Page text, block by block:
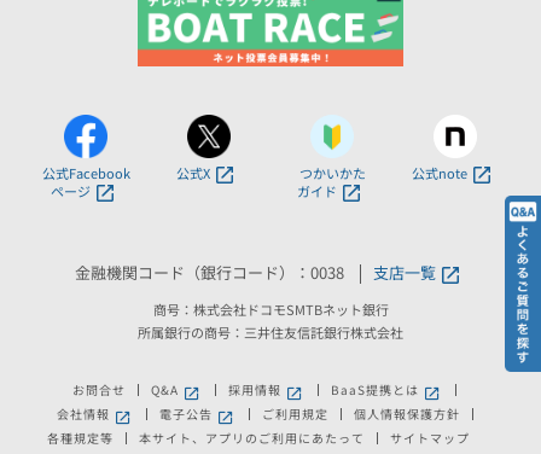
公式Facebook
ページ
公式X
つかいかた
ガイド
公式note
金融機関コード（銀行コード）：0038 支店一覧
商号：株式会社ドコモSMTBネット銀行
所属銀行の商号：三井住友信託銀行株式会社
お問合せ Q&A 新しいウィンドウで開きます。
採用情報 新しいウィンドウで開きます。
BaaS提携とは 新しいウィンドウ
会社情報新しいウィンドウで開きます。
電子公告新しいウィンドウで開きます。
ご利用規定
個人情報保護方針
各種規定等
本サイト、アプリのご利用にあたって サイトマップ